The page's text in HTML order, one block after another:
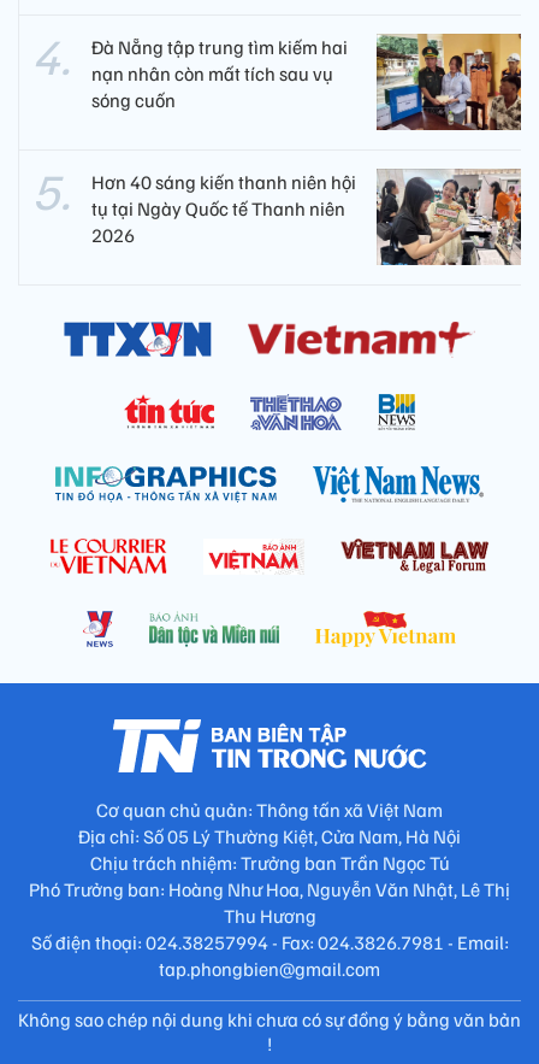
Đà Nẵng tập trung tìm kiếm hai
nạn nhân còn mất tích sau vụ
sóng cuốn
Hơn 40 sáng kiến thanh niên hội
tụ tại Ngày Quốc tế Thanh niên
2026
Cơ quan chủ quản: Thông tấn xã Việt Nam
Địa chỉ: Số 05 Lý Thường Kiệt, Cửa Nam, Hà Nội
Chịu trách nhiệm: Trưởng ban Trần Ngọc Tú
Phó Trưởng ban: Hoàng Như Hoa, Nguyễn Văn Nhật, Lê Thị
Thu Hương
Số điện thoại: 024.38257994 - Fax: 024.3826.7981 - Email:
tap.phongbien@gmail.com
Không sao chép nội dung khi chưa có sự đồng ý bằng văn bản
!